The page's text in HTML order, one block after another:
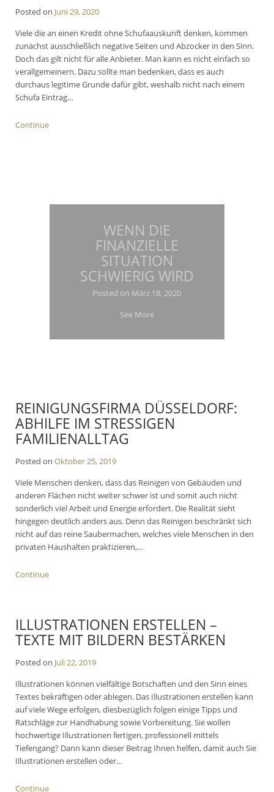
Posted on Juni 29, 2020
Viele die an einen Kredit ohne Schufaauskunft denken, kommen
zunächst ausschließlich negative Seiten und Abzocker in den Sinn.
Doch das gilt nicht für alle Anbieter. Man kann es nicht einfach so
verallgemeinern. Dazu sollte man bedenken, dass es auch
durchaus legitime Grunde dafür gibt, weshalb nicht nach einem
Schufa Eintrag…
Continue
WENN DIE
FINANZIELLE
SITUATION
SCHWIERIG WIRD
Posted on März 18, 2020
See More
REINIGUNGSFIRMA DÜSSELDORF:
ABHILFE IM STRESSIGEN
FAMILIENALLTAG
Posted on Oktober 25, 2019
Viele Menschen denken, dass das Reinigen von Gebäuden und
anderen Flächen nicht weiter schwer ist und somit auch nicht
sonderlich viel Arbeit und Energie erfordert. Die Realität sieht
hingegen deutlich anders aus. Denn das Reinigen beschränkt sich
nicht auf das reine Saubermachen, welches viele Menschen in den
privaten Haushalten praktizieren,…
Continue
ILLUSTRATIONEN ERSTELLEN –
TEXTE MIT BILDERN BESTÄRKEN
Posted on Juli 22, 2019
Illustrationen können vielfältige Botschaften und den Sinn eines
Textes bekräftigen oder ablegen. Das Illustrationen erstellen kann
auf viele Wege erfolgen, diesbezüglich folgen einige Tipps und
Ratschläge zur Handhabung sowie Vorbereitung. Sie wollen
hochwertige Illustrationen fertigen, professionell mittels
Tiefengang? Dann kann dieser Beitrag Ihnen helfen, damit auch Sie
Illustrationen erstellen oder…
Continue